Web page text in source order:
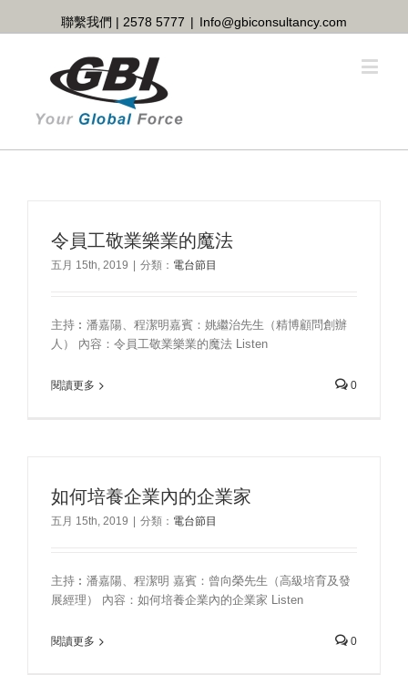
聯繫我們 | 2578 5777 | Info@gbiconsultancy.com
令員工敬業樂業的魔法
五月 15th, 2019 分類： 電台節目
主持︰潘嘉陽、程潔明嘉賓：姚繼治先生（精博顧問創辦
人） 內容：令員工敬業樂業的魔法 Listen
閱讀更多 0
如何培養企業內的企業家
五月 15th, 2019 分類： 電台節目
主持︰潘嘉陽、程潔明 嘉賓：曾向榮先生（高級培育及發
展經理） 內容：如何培養企業內的企業家 Listen
閱讀更多 0